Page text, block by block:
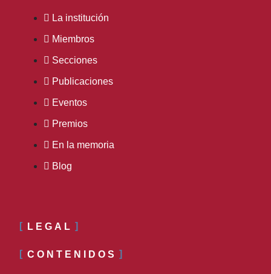
La institución
Miembros
Secciones
Publicaciones
Eventos
Premios
En la memoria
Blog
LEGAL
CONTENIDOS